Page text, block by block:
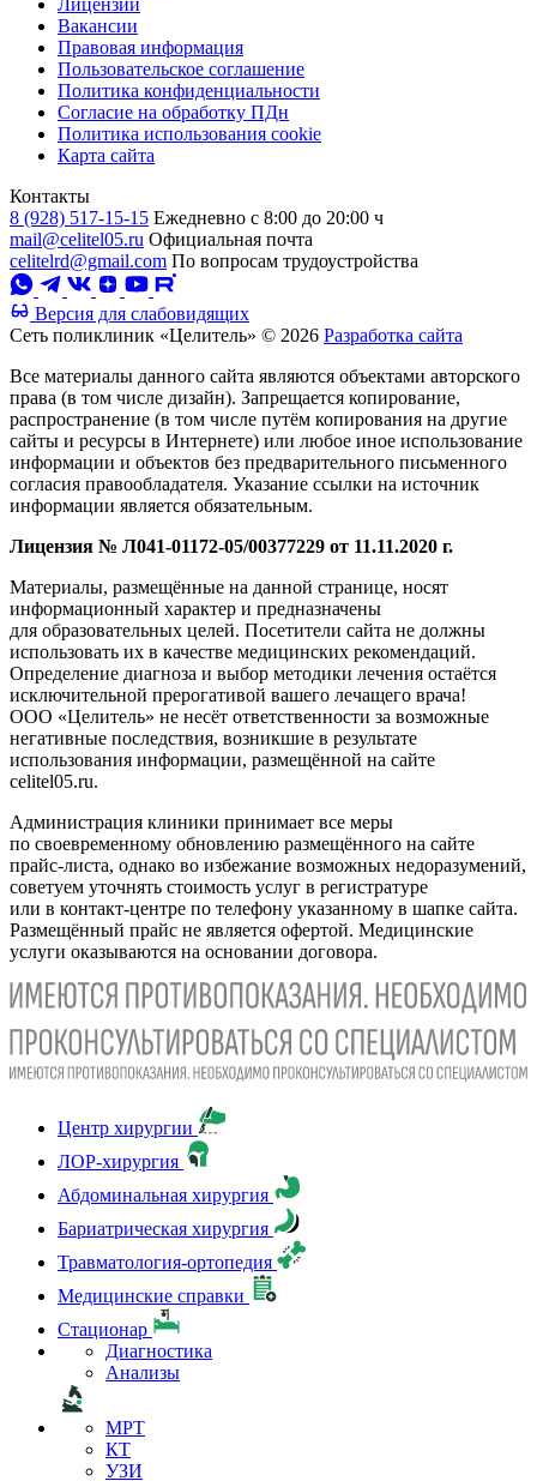
Вакансии
Правовая информация
Пользовательское соглашение
Политика конфиденциальности
Согласие на обработку ПДн
Политика использования cookie
Карта сайта
Контакты
8 (928) 517-15-15 Ежедневно с 8:00 до 20:00 ч
mail@celitel05.ru Официальная почта
celitelrd@gmail.com По вопросам трудоустройства
Версия для слабовидящих
Сеть поликлиник «Целитель» © 2026 Разработка сайта
Все материалы данного сайта являются объектами авторского
права (в том числе дизайн). Запрещается копирование,
распространение (в том числе путём копирования на другие
сайты и ресурсы в Интернете) или любое иное использование
информации и объектов без предварительного письменного
согласия правообладателя. Указание ссылки на источник
информации является обязательным.
Лицензия № Л041-01172-05/00377229 от 11.11.2020 г.
Материалы, размещённые на данной странице, носят
информационный характер и предназначены
для образовательных целей. Посетители сайта не должны
использовать их в качестве медицинских рекомендаций.
Определение диагноза и выбор методики лечения остаётся
исключительной прерогативой вашего лечащего врача!
ООО «Целитель» не несёт ответственности за возможные
негативные последствия, возникшие в результате
использования информации, размещённой на сайте
celitel05.ru.
Администрация клиники принимает все меры
по своевременному обновлению размещённого на сайте
прайс-листа, однако во избежание возможных недоразумений,
советуем уточнять стоимость услуг в регистратуре
или в контакт-центре по телефону указанному в шапке сайта.
Размещённый прайс не является офертой. Медицинские
услуги оказываются на основании договора.
Центр хирургии
ЛОР-хирургия
Абдоминальная хирургия
Бариатрическая хирургия
Травматология-ортопедия
Медицинские справки
Стационар
Диагностика
Анализы
МРТ
КТ
УЗИ